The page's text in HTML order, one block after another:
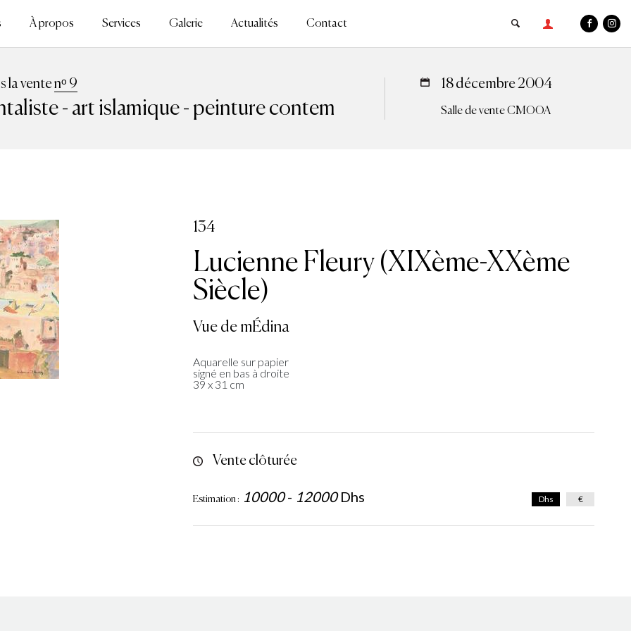
À propos Services Galerie Actualités Contact
la ventenᵒ 9
- art islamique - peinture contem
18 décembre 2004
Salle de vente CMOOA
134
Lucienne Fleury (XIXème-XXème
Siècle)
Vue de mÉdina
Aquarelle sur papier
signé en bas à droite
39 x 31 cm
Vente clôturée
Estimation : 10000- 12000 Dhs Dhs €